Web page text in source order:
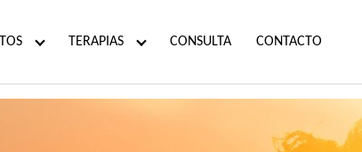
TERAPIAS CONSULTA CONTACTO